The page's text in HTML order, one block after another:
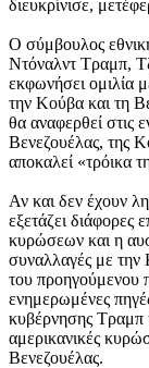
διευκρίνισε,
Ο σύμβουλος
Ντόναλντ Τραμπ,
εκφωνήσει ομιλία
την Κούβα και τη
θα αναφερθεί στις
Βενεζουέλας, της
αποκαλεί «τρόικα
Αν και δεν έχουν
εξετάζει διάφορες
κυρώσεων και η
συναλλαγές με
του
ενημερωμένες
κυβέρνησης Τραμπ
αμερικανικές
Βενεζουέλας.